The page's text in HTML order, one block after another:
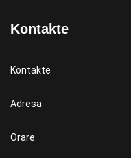
Kontakte
Kontakte
Adresa
Orare